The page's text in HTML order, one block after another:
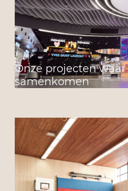
Onze projecten
samenkomen